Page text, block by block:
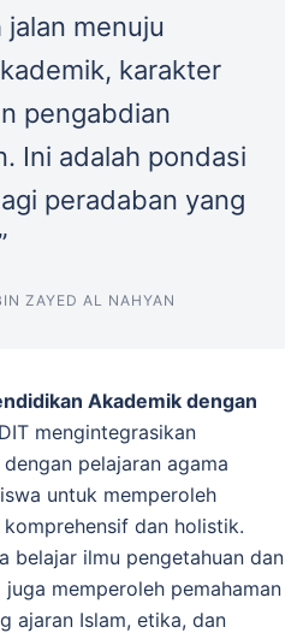
jalan menuju
karakter
pengabdian
Ini adalah pondasi
peradaban yang
ZAYED AL NAHYAN
Akademik dengan
mengintegrasikan
pelajaran agama
untuk memperoleh
dan holistik.
belajar ilmu pengetahuan dan
memperoleh pemahaman
ajaran Islam, etika, dan